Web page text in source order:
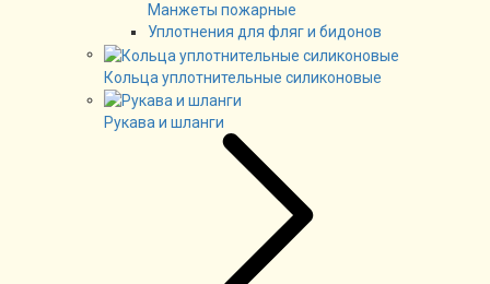
Манжеты пожарные
Уплотнения для фляг и бидонов
Кольца уплотнительные силиконовые
Рукава и шланги